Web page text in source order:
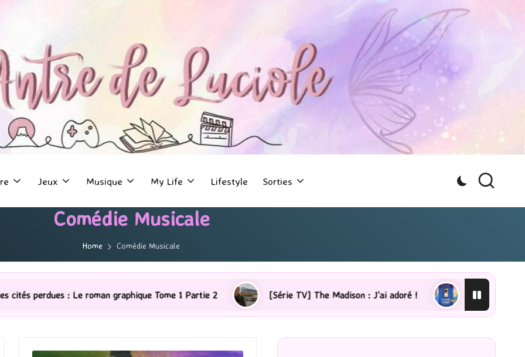
Jeux Musique My Life Lifestyle Sorties
Comédie Musicale
Home Comédie Musicale
Tome 1 Partie 2 [Série TV] The Madison : J’ai adoré ! [Lecture] La femme de ménage : J’ai